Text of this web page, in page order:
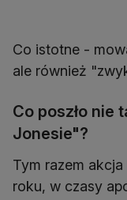
Co istotne -
ale również
Co poszło nie
Jonesie"?
Tym razem
roku, w czasy